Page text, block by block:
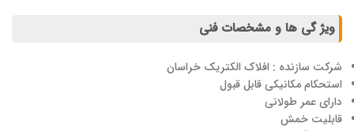
ویژ گی ها و مشخصات فنی
شرکت سازنده : افلاک الکتریک خراسان
ﺍﺳﺘﺤﻜﺎﻡ مکانیکی ﻗﺎﺑﻞ ﻗﺒﻮﻝ
دارای عمر طولانی
قابلیت خمش